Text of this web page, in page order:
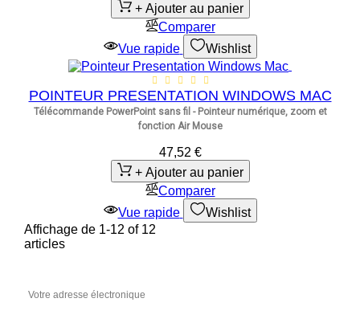
+ Ajouter au panier
Comparer
Vue rapide
Wishlist
POINTEUR PRESENTATION WINDOWS MAC
Télécommande PowerPoint sans fil - Pointeur numérique, zoom et
fonction Air Mouse
47,52 €
+ Ajouter au panier
Comparer
Vue rapide
Wishlist
Affichage de 1-12 of 12
articles